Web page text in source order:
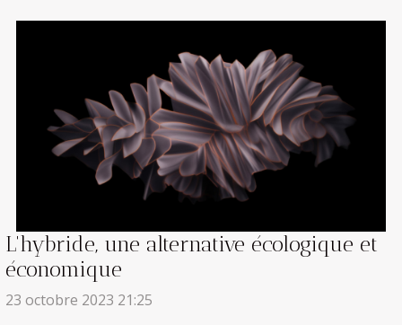
L'hybride, une alternative écologique et
économique
23 octobre 2023 21:25